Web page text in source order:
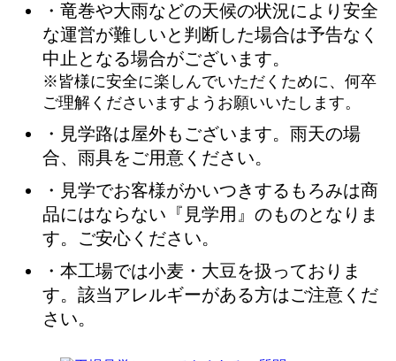
・竜巻や大雨などの天候の状況により安全
な運営が難しいと判断した場合は予告なく
中止となる場合がございます。
※皆様に安全に楽しんでいただくために、何卒
ご理解くださいますようお願いいたします。
・見学路は屋外もございます。雨天の場
合、雨具をご用意ください。
・見学でお客様がかいつきするもろみは商
品にはならない『見学用』のものとなりま
す。ご安心ください。
・本工場では小麦・大豆を扱っておりま
す。該当アレルギーがある方はご注意くだ
さい。